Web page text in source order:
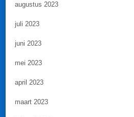
augustus 2023
juli 2023
juni 2023
mei 2023
april 2023
maart 2023